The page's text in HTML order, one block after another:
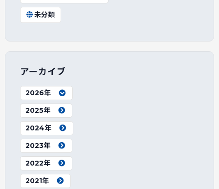
未分類
アーカイブ
2026年
2025年
2024年
2023年
2022年
2021年